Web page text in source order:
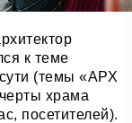
к теме
(темы «АРХ
храма
посетителей).